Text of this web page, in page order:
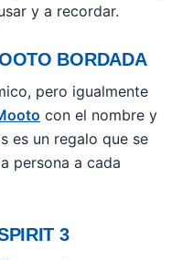
y a recordar.
BORDADA
pero igualmente
con el nombre y
es un regalo que se
persona a cada
3